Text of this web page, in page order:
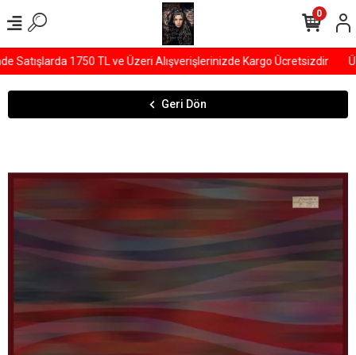
1750 TL ve Üzeri Alışverişlerinizde Kargo Ücretsizdir
0
Geri Dön